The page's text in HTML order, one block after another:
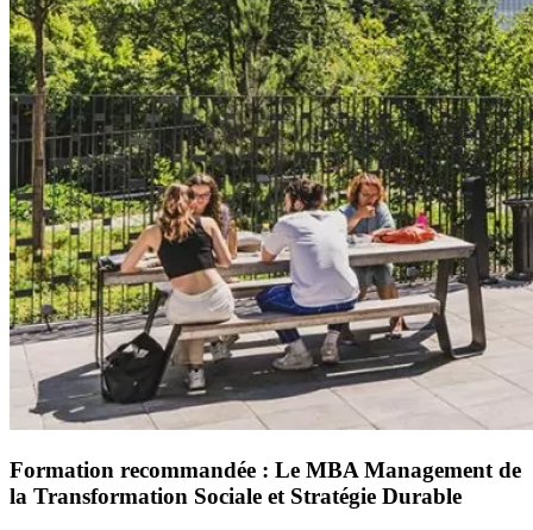
Formation recommandée : Le MBA Management de
la Transformation Sociale et Stratégie Durable